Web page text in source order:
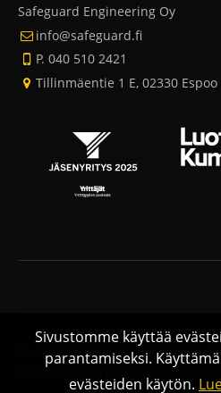
Safeguard Engineering Oy
info@safeguard.fi
P. 040 510 2421
Tillinmäentie 1 E, 02330 Espoo
© 2026 Safeguard Engineering.
kotisivut ja verkkoläsnäolo
Sivustomme käyttää
parantamiseksi.
evästeiden käytön.